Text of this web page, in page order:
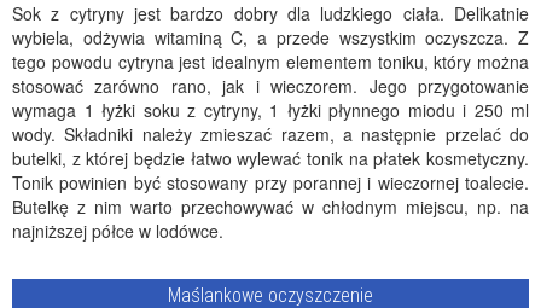
Sok z cytryny jest bardzo dobry dla ludzkiego ciała. Delikatnie
wybiela, odżywia witaminą C, a przede wszystkim oczyszcza. Z
tego powodu cytryna jest idealnym elementem toniku, który można
stosować zarówno rano, jak i wieczorem. Jego przygotowanie
wymaga 1 łyżki soku z cytryny, 1 łyżki płynnego miodu i 250 ml
wody. Składniki należy zmieszać razem, a następnie przelać do
butelki, z której będzie łatwo wylewać tonik na płatek kosmetyczny.
Tonik powinien być stosowany przy porannej i wieczornej toalecie.
Butelkę z nim warto przechowywać w chłodnym miejscu, np. na
najniższej półce w lodówce.
Maślankowe oczyszczenie